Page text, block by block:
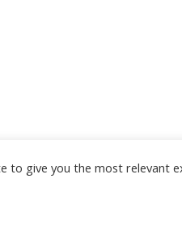
to give you the most relevant